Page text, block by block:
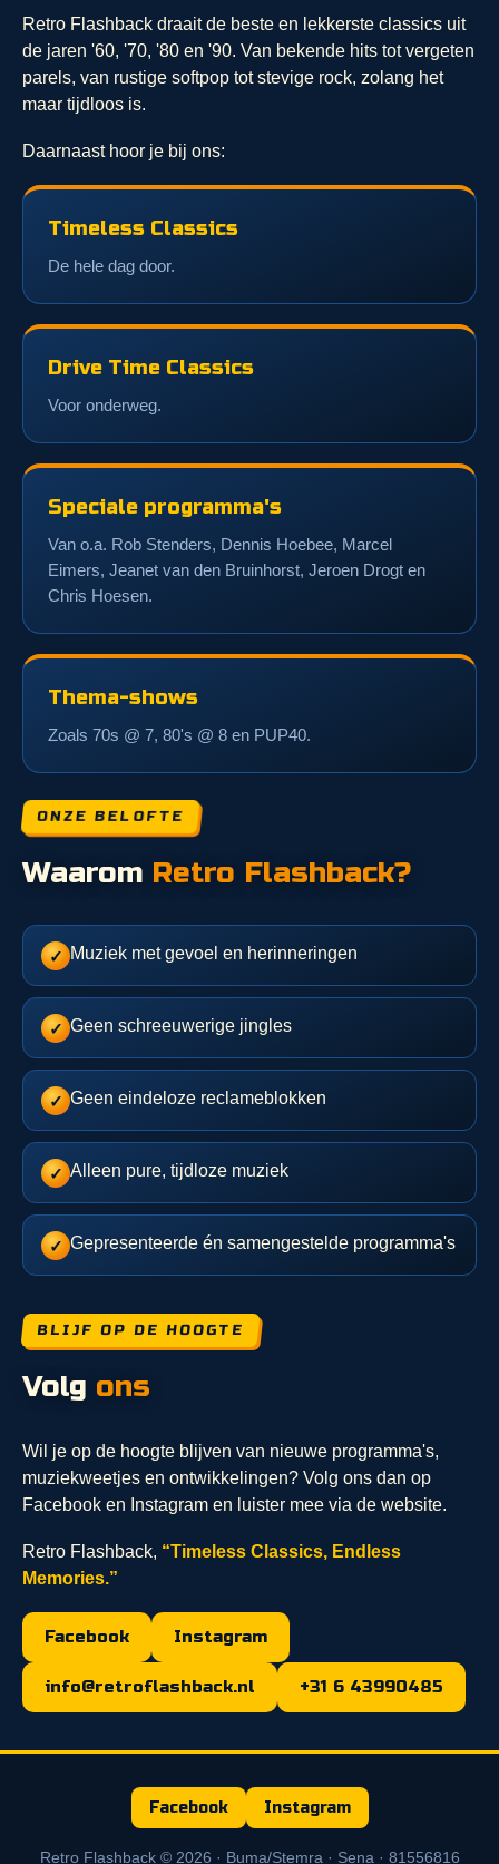
Retro Flashback draait de beste en lekkerste classics uit
de jaren '60, '70, '80 en '90. Van bekende hits tot vergeten
parels, van rustige softpop tot stevige rock, zolang het
maar tijdloos is.
Daarnaast hoor je bij ons:
Timeless Classics
De hele dag door.
Drive Time Classics
Voor onderweg.
Speciale programma's
Van o.a. Rob Stenders, Dennis Hoebee, Marcel
Eimers, Jeanet van den Bruinhorst, Jeroen Drogt en
Chris Hoesen.
Thema-shows
Zoals 70s @ 7, 80's @ 8 en PUP40.
ONZE BELOFTE
Waarom Retro Flashback?
✓ Muziek met gevoel en herinneringen
✓ Geen schreeuwerige jingles
✓ Geen eindeloze reclameblokken
✓ Alleen pure, tijdloze muziek
✓ Gepresenteerde én samengestelde programma's
BLIJF OP DE HOOGTE
Volg ons
Wil je op de hoogte blijven van nieuwe programma's,
muziekweetjes en ontwikkelingen? Volg ons dan op
Facebook en Instagram en luister mee via de website.
Retro Flashback, “Timeless Classics, Endless
Memories.”
Facebook Instagram
info@retroflashback.nl +31 6 43990485
Facebook Instagram
Retro Flashback © 2026 · Buma/Stemra · Sena · 81556816